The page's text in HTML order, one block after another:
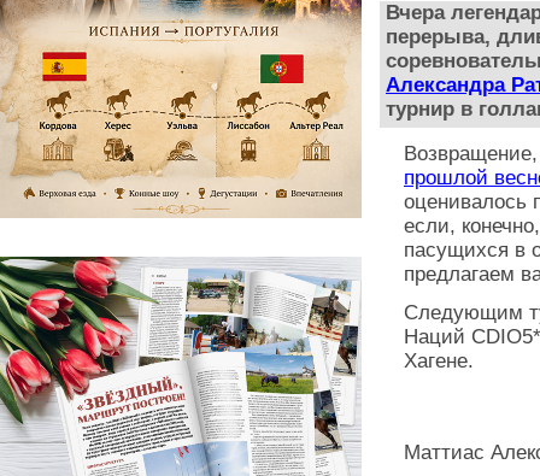
Вчера
перерыва,
Александра
турнир в
прошлой
оценивалось
если,
пасущихся в
предлагаем
Следующим
Наций
Хагене.
Маттиас